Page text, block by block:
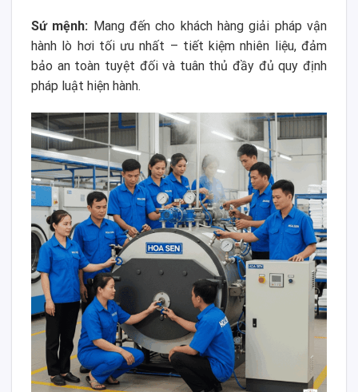
Sứ mệnh: Mang đến cho khách hàng giải pháp vận
hành lò hơi tối ưu nhất – tiết kiệm nhiên liệu, đảm
bảo an toàn tuyệt đối và tuân thủ đầy đủ quy định
pháp luật hiện hành.